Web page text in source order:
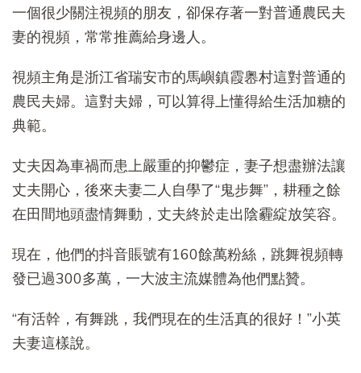
一個很少關注視頻的朋友，卻保存著一對普通農民夫
妻的視頻，常常推薦給身邊人。
視頻主角是浙江省瑞安市的馬嶼鎮霞嶴村這對普通的
農民夫婦。這對夫婦，可以算得上懂得給生活加糖的
典範。
丈夫因為車禍而患上嚴重的抑鬱症，妻子想盡辦法讓
丈夫開心，後來夫妻二人自學了“鬼步舞”，耕種之餘
在田間地頭盡情舞動，丈夫終於走出陰霾綻放笑容。
現在，他們的抖音賬號有160餘萬粉絲，跳舞視頻轉
發已過300多萬，一大波主流媒體為他們點贊。
“有活幹，有舞跳，我們現在的生活真的很好！”小英
夫妻這樣說。